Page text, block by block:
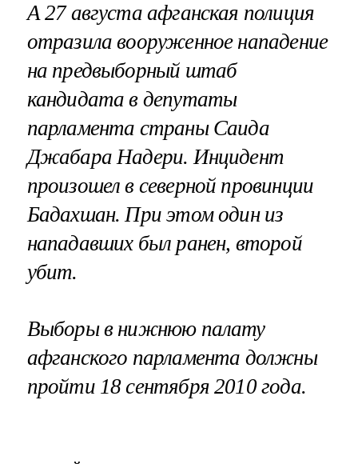
А 27 августа афганская полиция
отразила вооруженное нападение
на предвыборный штаб
кандидата в депутаты
парламента страны Саида
Джабара Надери. Инцидент
произошел в северной провинции
Бадахшан. При этом один из
нападавших был ранен, второй
убит.
Выборы в нижнюю палату
афганского парламента должны
пройти 18 сентября 2010 года.